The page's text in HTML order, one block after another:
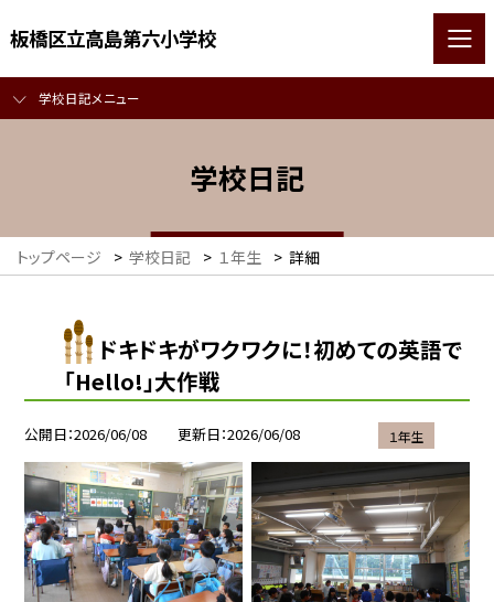
板橋区立高島第六小学校
学校日記メニュー
学校日記
トップページ > 学校日記 > １年生 > 詳細
ドキドキがワクワクに！初めての英語で
「Hello!」大作戦
公開日 2026/06/08 更新日 2026/06/08 １年生